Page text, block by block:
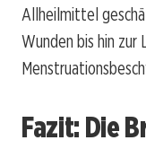
Allheilmittel
Wunden bis hin zur
Fazit: Die